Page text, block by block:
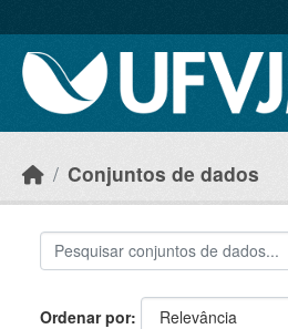
Conjuntos de dados
Ordenar por